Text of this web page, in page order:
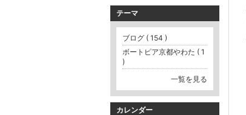
テーマ
ブログ ( 154 )
ボートピア京都やわた ( 1
)
一覧を見る
カレンダー